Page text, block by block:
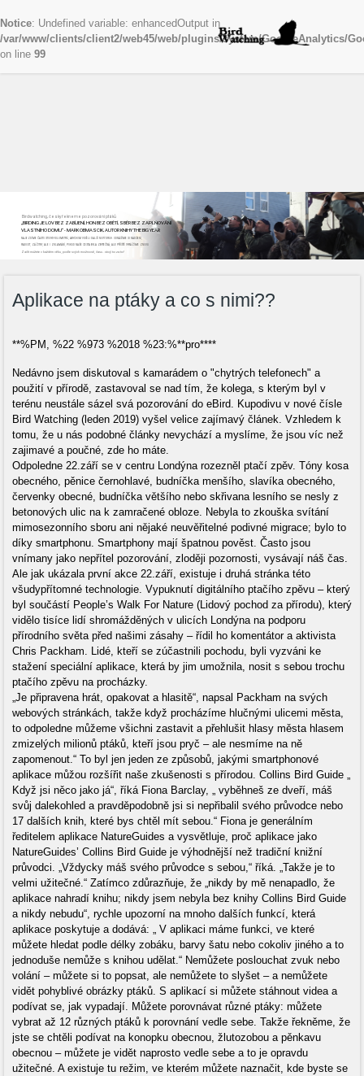
Notice: Undefined variable: enhancedOutput in
/var/www/clients/client2/web45/web/plugins/system/GoogleAnalytics/
on line 99
Birdwatching, česky řekneme pozorování ptáků
„BIRDING JE LOV BEZ ZABÍJENÍ, HON BEZ OBĚTÍ, SBĚR BEZ ZAPLŇOVÁNÍ
VLASTNÍHO DOMU“ - MARK OBMASCIK, AUTOR KNIHY THE BIG YEAR
NAJEZDÍME ČASTO STOVKY KILOMETRŮ, ABYCHOM VIDĚLI DALŠÍ NOVÝ DRUH. ODNÁŠÍME SI NADŠENÍ,
RADOST, ZÁŽITKY, ALE I ZKLAMÁNÍ, POKUD NAŠE CESTA BYLA ZBYTEČNÁ, ALE PŘÍŠTĚ VYRÁŽÍME ZNOVU
Začít můžete v každém věku, podle svých možností, času...stojí to za to!
Aplikace na ptáky a co s nimi??
**%PM, %22 %973 %2018 %23:%**pro****
Nedávno jsem diskutoval s kamarádem o "chytrých telefonech" a
použití v přírodě, zastavoval se nad tím, že kolega, s kterým byl v
terénu neustále sázel svá pozorování do eBird. Kupodivu v nové čísle
Bird Watching (leden 2019) vyšel velice zajímavý článek. Vzhledem k
tomu, že u nás podobné články nevychází a myslíme, že jsou víc než
zajimavé a poučné, zde ho máte.
Odpoledne 22.září se v centru Londýna rozezněl ptačí zpěv. Tóny kosa
obecného, pěnice černohlavé, budníčka menšího, slavíka obecného,
červenky obecné, budníčka většího nebo skřivana lesního se nesly z
betonových ulic na k zamračené obloze. Nebyla to zkouška svítání
mimosezonního sboru ani nějaké neuvěřitelné podivné migrace; bylo to
díky smartphonu. Smartphony mají špatnou pověst. Často jsou
vnímany jako nepřítel pozorování, zloději pozornosti, vysávají náš čas.
Ale jak ukázala první akce 22.září, existuje i druhá stránka této
všudypřítomné technologie. Vypuknutí digitálního ptačího zpěvu – který
byl součástí People’s Walk For Nature (Lidový pochod za přírodu), který
vidělo tisíce lidí shromážděných v ulicích Londýna na podporu
přírodního světa před našimi zásahy – řídil ho komentátor a aktivista
Chris Packham. Lidé, kteří se zúčastnili pochodu, byli vyzváni ke
stažení speciální aplikace, která by jim umožnila, nosit s sebou trochu
ptačího zpěvu na procházky.
„Je připravena hrát, opakovat a hlasitě“, napsal Packham na svých
webových stránkách, takže když procházíme hlučnými ulicemi města,
to odpoledne můžeme všichni zastavit a přehlušit hlasy města hlasem
zmizelých milionů ptáků, kteří jsou pryč – ale nesmíme na ně
zapomenout.“ To byl jen jeden ze způsobů, jakými smartphonové
aplikace můžou rozšířit naše zkušenosti s přírodou. Collins Bird Guide „
Když jsi něco jako já“, říká Fiona Barclay, „ vyběhneš ze dveří, máš
svůj dalekohled a pravděpodobně jsi si nepřibalil svého průvodce nebo
17 dalších knih, které bys chtěl mít sebou.“ Fiona je generálním
ředitelem aplikace NatureGuides a vysvětluje, proč aplikace jako
NatureGuides’ Collins Bird Guide je výhodnější než tradiční knižní
průvodci. „Vždycky máš svého průvodce s sebou,“ říká. „Takže je to
velmi užitečné.“ Zatímco zdůrazňuje, že „nikdy by mě nenapadlo, že
aplikace nahradí knihu; nikdy jsem nebyla bez knihy Collins Bird Guide
a nikdy nebudu“, rychle upozorní na mnoho dalších funkcí, která
aplikace poskytuje a dodává: „ V aplikaci máme funkci, ve které
můžete hledat podle délky zobáku, barvy šatu nebo cokoliv jiného a to
jednoduše nemůže s knihou udělat.“ Nemůžete poslouchat zvuk nebo
volání – můžete si to popsat, ale nemůžete to slyšet – a nemůžete
vidět pohyblivé obrázky ptáků. S aplikací si můžete stáhnout videa a
podívat se, jak vypadají. Můžete porovnávat různé ptáky: můžete
vybrat až 12 různých ptáků k porovnání vedle sebe. Takže řekněme, že
jste se chtěli podívat na konopku obecnou, žlutozobou a pěnkavu
obecnou – můžete je vidět naprosto vedle sebe a to je opravdu
užitečné. A existuje tu režim, ve kterém můžete naznačit, kde byste se